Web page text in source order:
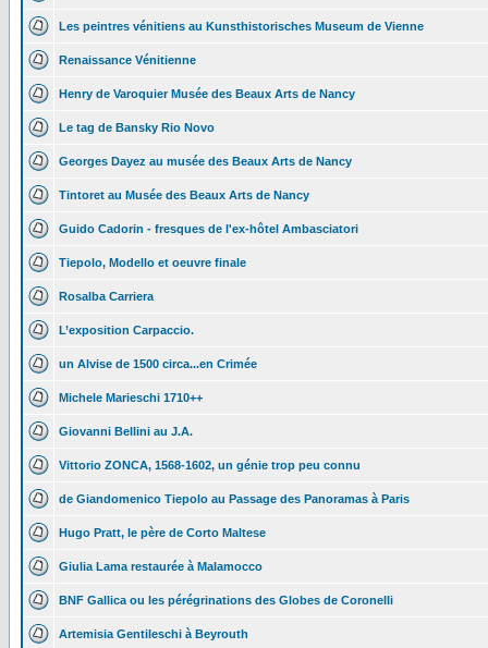
Les peintres vénitiens au Kunsthistorisches Museum de Vienne
Renaissance Vénitienne
Henry de Varoquier Musée des Beaux Arts de Nancy
Le tag de Bansky Rio Novo
Georges Dayez au musée des Beaux Arts de Nancy
Tintoret au Musée des Beaux Arts de Nancy
Guido Cadorin - fresques de l'ex-hôtel Ambasciatori
Tiepolo, Modello et oeuvre finale
Rosalba Carriera
L’exposition Carpaccio.
un Alvise de 1500 circa...en Crimée
Michele Marieschi 1710++
Giovanni Bellini au J.A.
Vittorio ZONCA, 1568-1602, un génie trop peu connu
de Giandomenico Tiepolo au Passage des Panoramas à Paris
Hugo Pratt, le père de Corto Maltese
Giulia Lama restaurée à Malamocco
BNF Gallica ou les pérégrinations des Globes de Coronelli
Artemisia Gentileschi à Beyrouth